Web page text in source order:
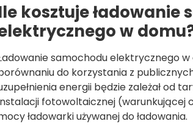
kosztuje ładowanie
w
samochodu elektrycznego
do korzystania z
energii będzie zależał od
fotowoltaicznej (warunkującej
ładowarki używanej do ładowania.